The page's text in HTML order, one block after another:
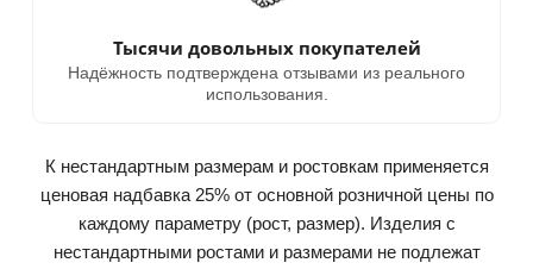
Тысячи довольных покупателей
Надёжность подтверждена отзывами из реального
использования.
К нестандартным размерам и ростовкам применяется
ценовая надбавка 25% от основной розничной цены по
каждому параметру (рост, размер). Изделия с
нестандартными ростами и размерами не подлежат